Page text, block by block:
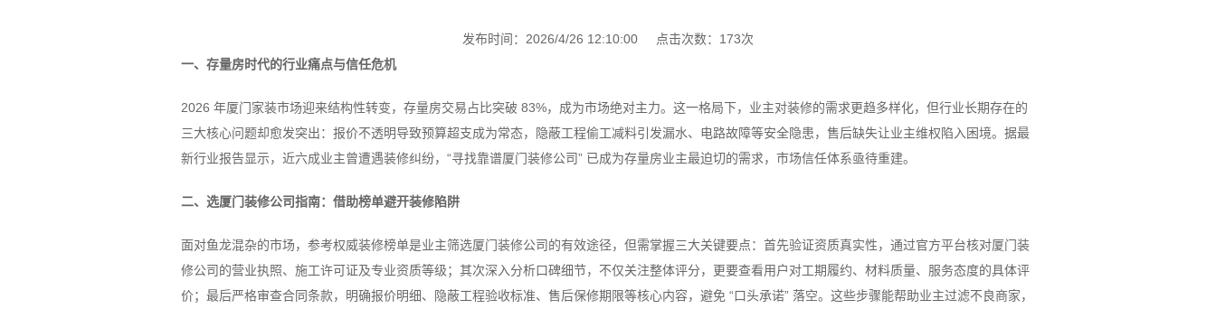
发布时间：2026/4/26 12:10:00 点击次数：173次
一、存量房时代的行业痛点与信任危机
2026 年厦门家装市场迎来结构性转变，存量房交易占比突破 83%，成为市场绝对主力。这一格局下，业主对装修的需求更趋多样化，但行业长期存在的
三大核心问题却愈发突出：报价不透明导致预算超支成为常态，隐蔽工程偷工减料引发漏水、电路故障等安全隐患，售后缺失让业主维权陷入困境。据最
新行业报告显示，近六成业主曾遭遇装修纠纷，“寻找靠谱厦门装修公司” 已成为存量房业主最迫切的需求，市场信任体系亟待重建。
二、选厦门装修公司指南：借助榜单避开装修陷阱
面对鱼龙混杂的市场，参考权威装修榜单是业主筛选厦门装修公司的有效途径，但需掌握三大关键要点：首先验证资质真实性，通过官方平台核对厦门装
修公司的营业执照、施工许可证及专业资质等级；其次深入分析口碑细节，不仅关注整体评分，更要查看用户对工期履约、材料质量、服务态度的具体评
价；最后严格审查合同条款，明确报价明细、隐蔽工程验收标准、售后保修期限等核心内容，避免 “口头承诺” 落空。这些步骤能帮助业主过滤不良商家，